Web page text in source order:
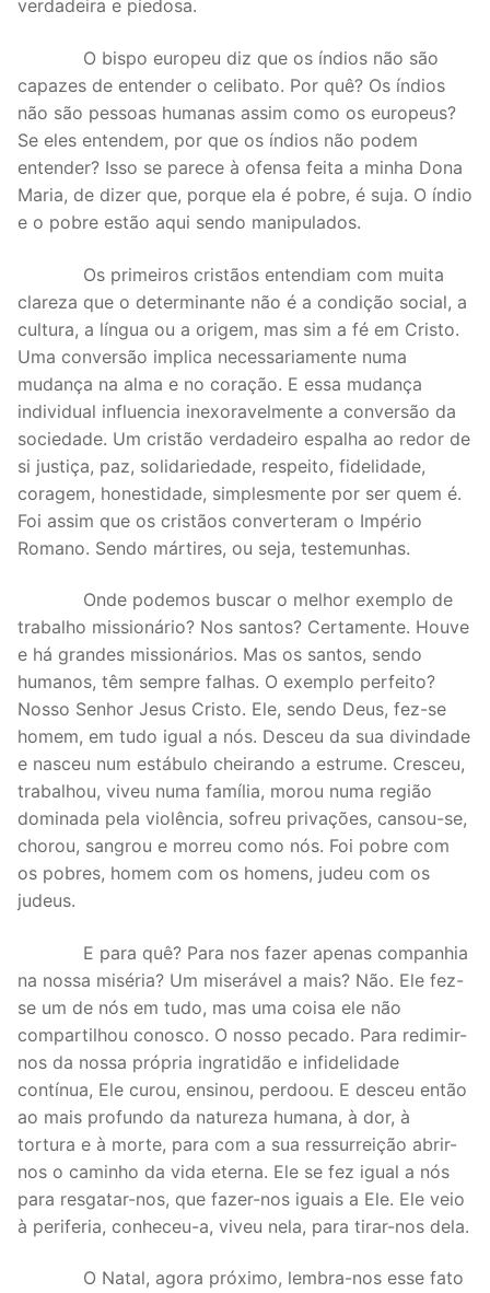
verdadeira e piedosa.
O bispo europeu diz que os índios não são
capazes de entender o celibato. Por quê? Os índios
não são pessoas humanas assim como os europeus?
Se eles entendem, por que os índios não podem
entender? Isso se parece à ofensa feita a minha Dona
Maria, de dizer que, porque ela é pobre, é suja. O índio
e o pobre estão aqui sendo manipulados.
Os primeiros cristãos entendiam com muita
clareza que o determinante não é a condição social, a
cultura, a língua ou a origem, mas sim a fé em Cristo.
Uma conversão implica necessariamente numa
mudança na alma e no coração. E essa mudança
individual influencia inexoravelmente a conversão da
sociedade. Um cristão verdadeiro espalha ao redor de
si justiça, paz, solidariedade, respeito, fidelidade,
coragem, honestidade, simplesmente por ser quem é.
Foi assim que os cristãos converteram o Império
Romano. Sendo mártires, ou seja, testemunhas.
Onde podemos buscar o melhor exemplo de
trabalho missionário? Nos santos? Certamente. Houve
e há grandes missionários. Mas os santos, sendo
humanos, têm sempre falhas. O exemplo perfeito?
Nosso Senhor Jesus Cristo. Ele, sendo Deus, fez-se
homem, em tudo igual a nós. Desceu da sua divindade
e nasceu num estábulo cheirando a estrume. Cresceu,
trabalhou, viveu numa família, morou numa região
dominada pela violência, sofreu privações, cansou-se,
chorou, sangrou e morreu como nós. Foi pobre com
os pobres, homem com os homens, judeu com os
judeus.
E para quê? Para nos fazer apenas companhia
na nossa miséria? Um miserável a mais? Não. Ele fez-
se um de nós em tudo, mas uma coisa ele não
compartilhou conosco. O nosso pecado. Para redimir-
nos da nossa própria ingratidão e infidelidade
contínua, Ele curou, ensinou, perdoou. E desceu então
ao mais profundo da natureza humana, à dor, à
tortura e à morte, para com a sua ressurreição abrir-
nos o caminho da vida eterna. Ele se fez igual a nós
para resgatar-nos, que fazer-nos iguais a Ele. Ele veio
à periferia, conheceu-a, viveu nela, para tirar-nos dela.
O Natal, agora próximo, lembra-nos esse fato